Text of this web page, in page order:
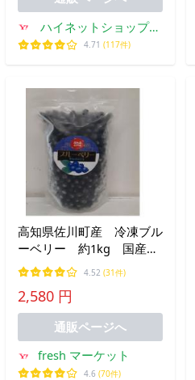
ハイネットショップヤ
フー店
4.71 (117件)
高知県佐川町産 冷凍ブル
ーベリー 約1kg 国産ブ
ルーベリー アンチエイジ
ング アントシアニン
4.52 (31件)
2,580 円
通販ページへ
fresh マーケット
4.6 (70件)